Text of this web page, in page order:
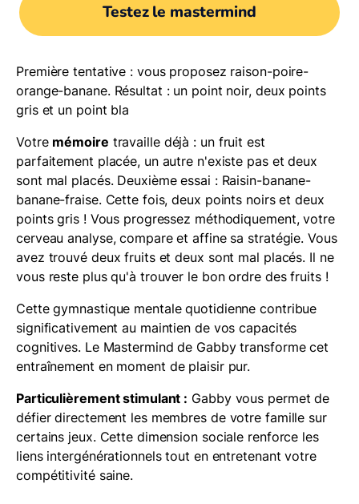
Testez le mastermind
Première tentative : vous proposez raison-poire-
orange-banane. Résultat : un point noir, deux points
gris et un point bla
Votre mémoire travaille déjà : un fruit est
parfaitement placée, un autre n'existe pas et deux
sont mal placés. Deuxième essai : Raisin-banane-
banane-fraise. Cette fois, deux points noirs et deux
points gris ! Vous progressez méthodiquement, votre
cerveau analyse, compare et affine sa stratégie. Vous
avez trouvé deux fruits et deux sont mal placés. Il ne
vous reste plus qu'à trouver le bon ordre des fruits !
Cette gymnastique mentale quotidienne contribue
significativement au maintien de vos capacités
cognitives. Le Mastermind de Gabby transforme cet
entraînement en moment de plaisir pur.
Particulièrement stimulant : Gabby vous permet de
défier directement les membres de votre famille sur
certains jeux. Cette dimension sociale renforce les
liens intergénérationnels tout en entretenant votre
compétitivité saine.